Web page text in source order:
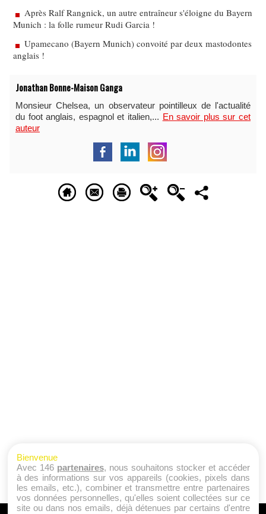
Après Ralf Rangnick, un autre entraîneur s'éloigne du Bayern
Munich : la folle rumeur Rudi Garcia !
Upamecano (Bayern Munich) convoité par deux mastodontes
anglais !
Jonathan Bonne-Maison Ganga
Monsieur Chelsea, un observateur pointilleux de l'actualité
du foot anglais, espagnol et italien,... En savoir plus sur cet
auteur
Bienvenue
Avec 146 partenaires, nous souhaitons stocker et accéder
à des informations sur vos appareils (cookies, pixels dans
les emails, etc.), combiner et transmettre entre partenaires
vos données personnelles, qu'elles soient collectées sur ce
site ou dans nos emails, déjà détenues par certains d'entre